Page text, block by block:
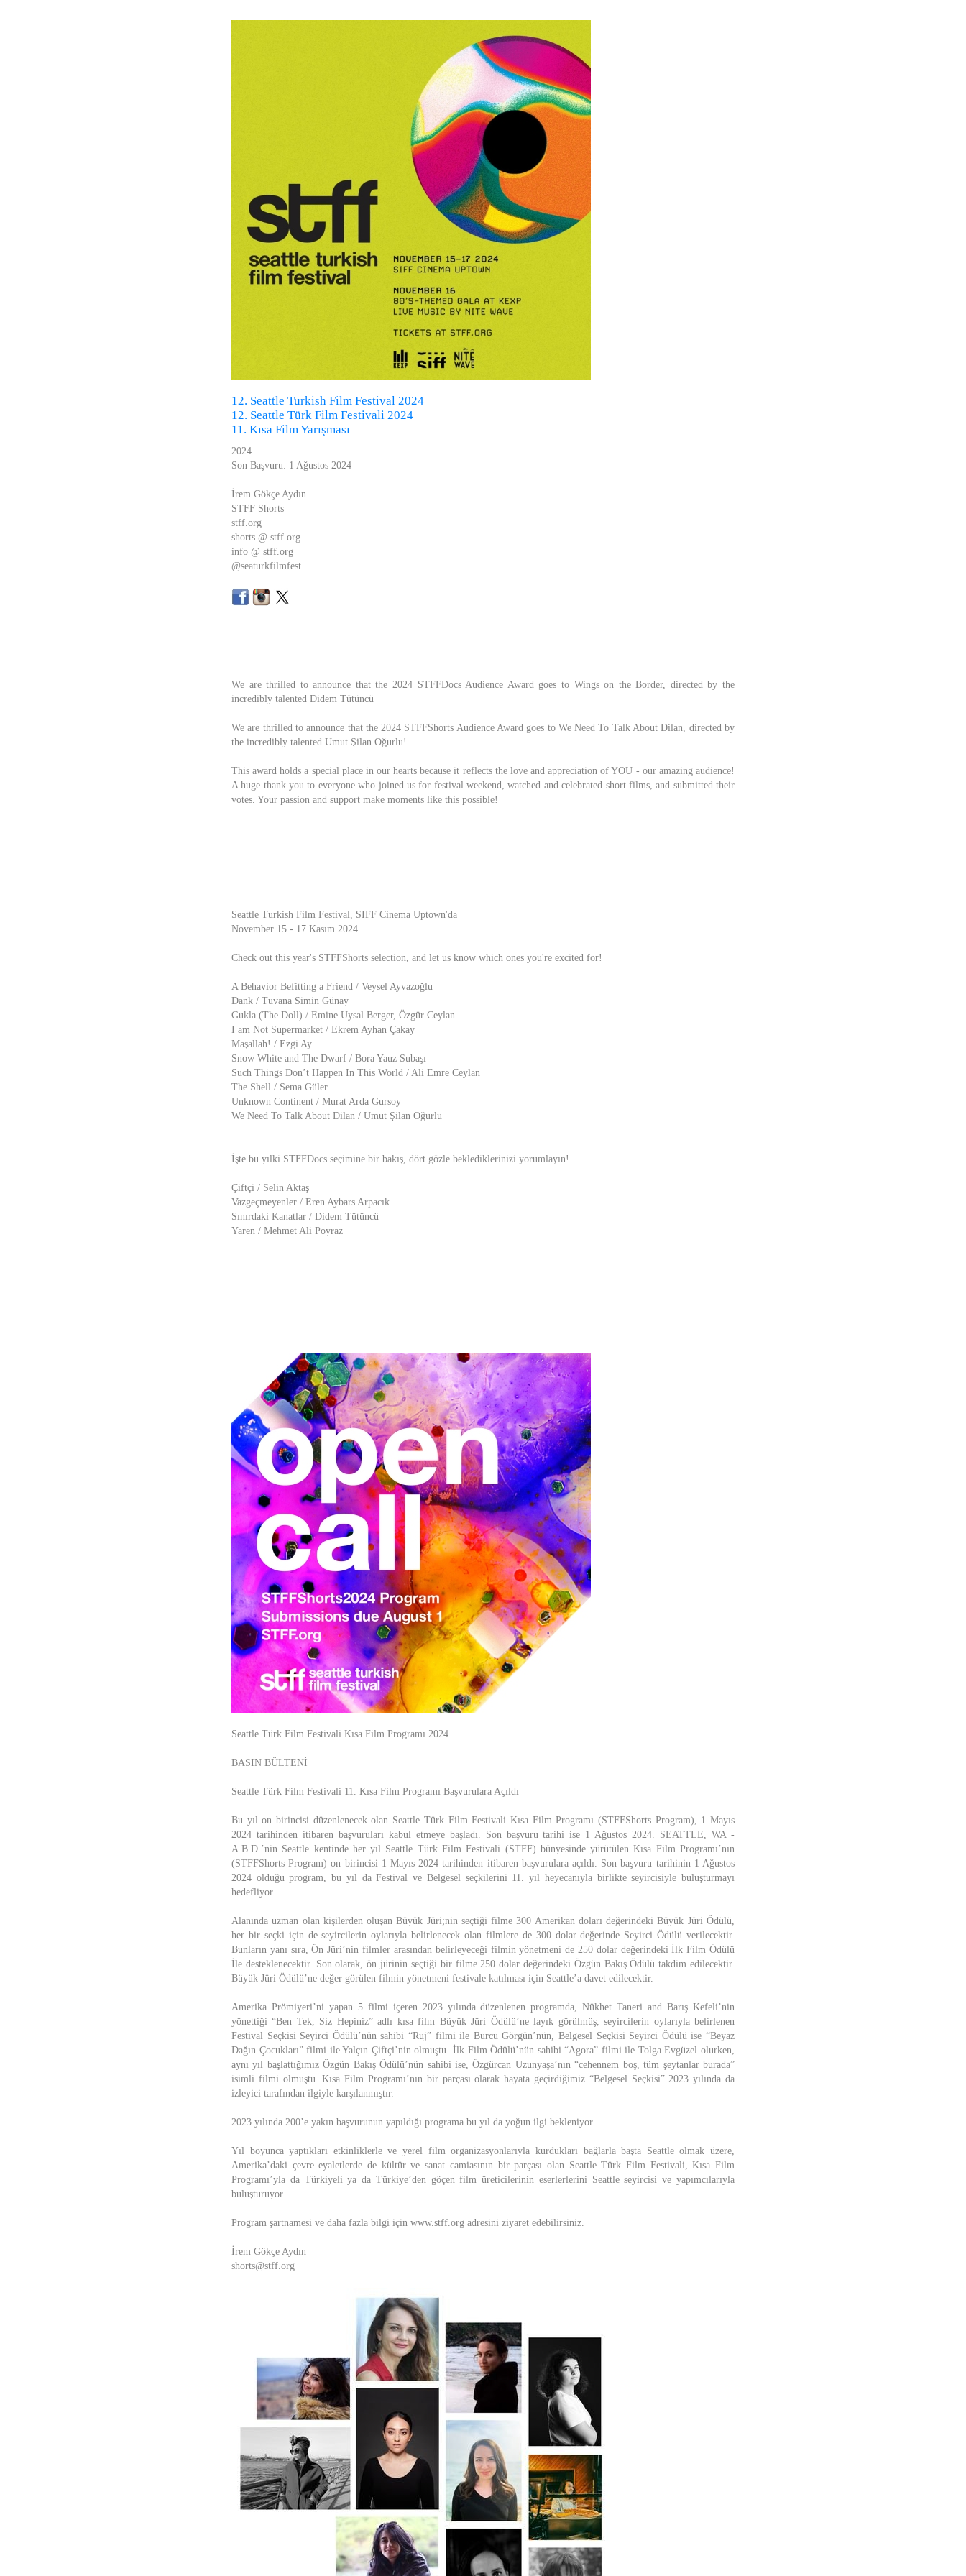
12. Seattle Turkish Film Festival 2024
12. Seattle Türk Film Festivali 2024
11. Kısa Film Yarışması
2024
Son Başvuru: 1 Ağustos 2024
İrem Gökçe Aydın
STFF Shorts
stff.org
shorts @ stff.org
info @ stff.org
@seaturkfilmfest
We are thrilled to announce that the 2024 STFFDocs Audience Award goes to Wings on the Border, directed by the
incredibly talented Didem Tütüncü
We are thrilled to announce that the 2024 STFFShorts Audience Award goes to We Need To Talk About Dilan, directed by
the incredibly talented Umut Şilan Oğurlu!
This award holds a special place in our hearts because it reflects the love and appreciation of YOU - our amazing audience!
A huge thank you to everyone who joined us for festival weekend, watched and celebrated short films, and submitted their
votes. Your passion and support make moments like this possible!
Seattle Turkish Film Festival, SIFF Cinema Uptown'da
November 15 - 17 Kasım 2024
Check out this year's STFFShorts selection, and let us know which ones you're excited for!
A Behavior Befitting a Friend / Veysel Ayvazoğlu
Dank / Tuvana Simin Günay
Gukla (The Doll) / Emine Uysal Berger, Özgür Ceylan
I am Not Supermarket / Ekrem Ayhan Çakay
Maşallah! / Ezgi Ay
Snow White and The Dwarf / Bora Yauz Subaşı
Such Things Don’t Happen In This World / Ali Emre Ceylan
The Shell / Sema Güler
Unknown Continent / Murat Arda Gursoy
We Need To Talk About Dilan / Umut Şilan Oğurlu
İşte bu yılki STFFDocs seçimine bir bakış, dört gözle beklediklerinizi yorumlayın!
Çiftçi / Selin Aktaş
Vazgeçmeyenler / Eren Aybars Arpacık
Sınırdaki Kanatlar / Didem Tütüncü
Yaren / Mehmet Ali Poyraz
Seattle Türk Film Festivali Kısa Film Programı 2024
BASIN BÜLTENİ
Seattle Türk Film Festivali 11. Kısa Film Programı Başvurulara Açıldı
Bu yıl on birincisi düzenlenecek olan Seattle Türk Film Festivali Kısa Film Programı (STFFShorts Program), 1 Mayıs
2024 tarihinden itibaren başvuruları kabul etmeye başladı. Son başvuru tarihi ise 1 Ağustos 2024. SEATTLE, WA -
A.B.D.’nin Seattle kentinde her yıl Seattle Türk Film Festivali (STFF) bünyesinde yürütülen Kısa Film Programı’nın
(STFFShorts Program) on birincisi 1 Mayıs 2024 tarihinden itibaren başvurulara açıldı. Son başvuru tarihinin 1 Ağustos
2024 olduğu program, bu yıl da Festival ve Belgesel seçkilerini 11. yıl heyecanıyla birlikte seyircisiyle buluşturmayı
hedefliyor.
Alanında uzman olan kişilerden oluşan Büyük Jüri;nin seçtiği filme 300 Amerikan doları değerindeki Büyük Jüri Ödülü,
her bir seçki için de seyircilerin oylarıyla belirlenecek olan filmlere de 300 dolar değerinde Seyirci Ödülü verilecektir.
Bunların yanı sıra, Ön Jüri’nin filmler arasından belirleyeceği filmin yönetmeni de 250 dolar değerindeki İlk Film Ödülü
İle desteklenecektir. Son olarak, ön jürinin seçtiği bir filme 250 dolar değerindeki Özgün Bakış Ödülü takdim edilecektir.
Büyük Jüri Ödülü’ne değer görülen filmin yönetmeni festivale katılması için Seattle’a davet edilecektir.
Amerika Prömiyeri’ni yapan 5 filmi içeren 2023 yılında düzenlenen programda, Nükhet Taneri and Barış Kefeli’nin
yönettiği “Ben Tek, Siz Hepiniz” adlı kısa film Büyük Jüri Ödülü’ne layık görülmüş, seyircilerin oylarıyla belirlenen
Festival Seçkisi Seyirci Ödülü’nün sahibi “Ruj” filmi ile Burcu Görgün’nün, Belgesel Seçkisi Seyirci Ödülü ise “Beyaz
Dağın Çocukları” filmi ile Yalçın Çiftçi’nin olmuştu. İlk Film Ödülü’nün sahibi “Agora” filmi ile Tolga Evgüzel olurken,
aynı yıl başlattığımız Özgün Bakış Ödülü’nün sahibi ise, Özgürcan Uzunyaşa’nın “cehennem boş, tüm şeytanlar burada”
isimli filmi olmuştu. Kısa Film Programı’nın bir parçası olarak hayata geçirdiğimiz “Belgesel Seçkisi” 2023 yılında da
izleyici tarafından ilgiyle karşılanmıştır.
2023 yılında 200’e yakın başvurunun yapıldığı programa bu yıl da yoğun ilgi bekleniyor.
Yıl boyunca yaptıkları etkinliklerle ve yerel film organizasyonlarıyla kurdukları bağlarla başta Seattle olmak üzere,
Amerika’daki çevre eyaletlerde de kültür ve sanat camiasının bir parçası olan Seattle Türk Film Festivali, Kısa Film
Programı’yla da Türkiyeli ya da Türkiye’den göçen film üreticilerinin eserlerlerini Seattle seyircisi ve yapımcılarıyla
buluşturuyor.
Program şartnamesi ve daha fazla bilgi için www.stff.org adresini ziyaret edebilirsiniz.
İrem Gökçe Aydın
shorts@stff.org